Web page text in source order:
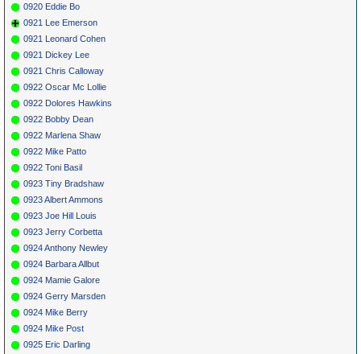
0920 Eddie Bo
0921 Lee Emerson
0921 Leonard Cohen
0921 Dickey Lee
0921 Chris Calloway
0922 Oscar Mc Lollie
0922 Dolores Hawkins
0922 Bobby Dean
0922 Marlena Shaw
0922 Mike Patto
0922 Toni Basil
0923 Tiny Bradshaw
0923 Albert Ammons
0923 Joe Hill Louis
0923 Jerry Corbetta
0924 Anthony Newley
0924 Barbara Allbut
0924 Mamie Galore
0924 Gerry Marsden
0924 Mike Berry
0924 Mike Post
0925 Eric Darling